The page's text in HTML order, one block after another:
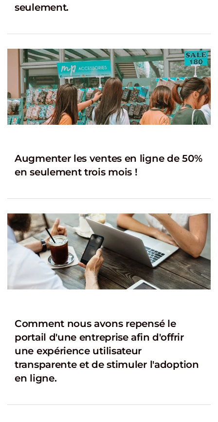
seulement.
Augmenter les ventes en ligne de 50%
en seulement trois mois !
Comment nous avons repensé le
portail d'une entreprise afin d'offrir
une expérience utilisateur
transparente et de stimuler l'adoption
en ligne.